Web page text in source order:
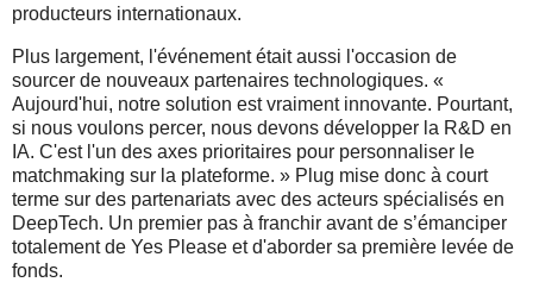
producteurs internationaux.
Plus largement, l'événement était aussi l'occasion de
sourcer de nouveaux partenaires technologiques. «
Aujourd'hui, notre solution est vraiment innovante. Pourtant,
si nous voulons percer, nous devons développer la R&D en
IA. C'est l'un des axes prioritaires pour personnaliser le
matchmaking sur la plateforme. » Plug mise donc à court
terme sur des partenariats avec des acteurs spécialisés en
DeepTech. Un premier pas à franchir avant de s’émanciper
totalement de Yes Please et d'aborder sa première levée de
fonds.